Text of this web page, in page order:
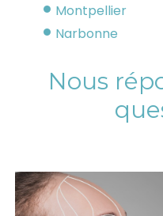
Montpellier
Narbonne
Nous